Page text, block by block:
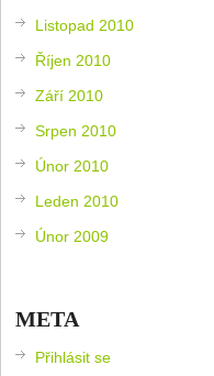
Listopad 2010
Říjen 2010
Září 2010
Srpen 2010
Únor 2010
Leden 2010
Únor 2009
META
Přihlásit se